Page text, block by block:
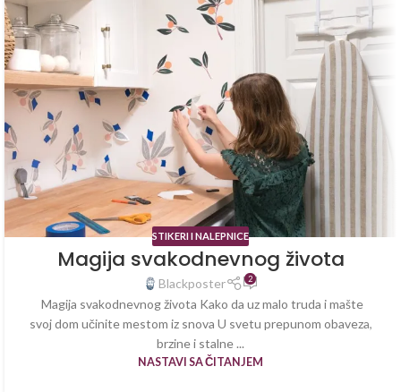
STIKERI I NALEPNICE
Magija svakodnevnog života
Blackposter 2
Magija svakodnevnog života Kako da uz malo truda i mašte
svoj dom učinite mestom iz snova U svetu prepunom obaveza,
brzine i stalne ...
NASTAVI SA ČITANJEM